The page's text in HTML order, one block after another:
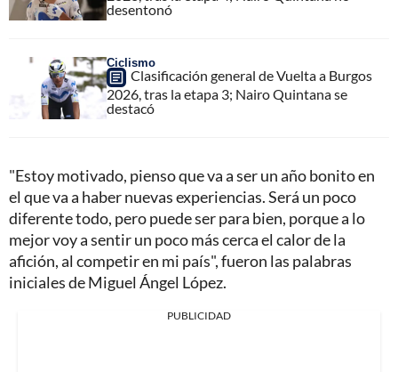
desentonó
Ciclismo
Clasificación general de Vuelta a Burgos
2026, tras la etapa 3; Nairo Quintana se
destacó
"Estoy motivado, pienso que va a ser un año bonito en
el que va a haber nuevas experiencias. Será un poco
diferente todo, pero puede ser para bien, porque a lo
mejor voy a sentir un poco más cerca el calor de la
afición, al competir en mi país", fueron las palabras
iniciales de Miguel Ángel López.
PUBLICIDAD